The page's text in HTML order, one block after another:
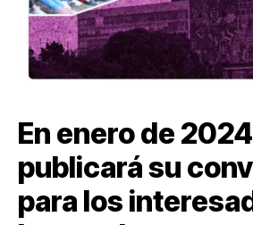
En enero de
publicará su
para los